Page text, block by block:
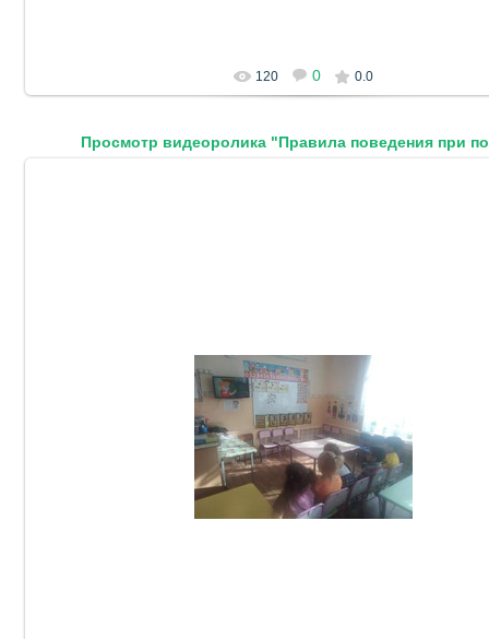
120 0 0.0
Просмотр видеоролика "Правила поведения при
06.10.2023
DetSad14